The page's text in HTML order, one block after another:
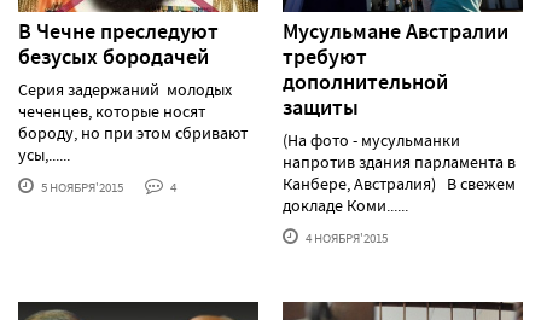
В Чечне преследуют
безусых бородачей
Серия задержаний молодых
чеченцев, которые носят
бороду, но при этом сбривают
усы,......
5 НОЯБРЯ'2015 4
Мусульмане Австралии
требуют
дополнительной
защиты
(На фото - мусульманки
напротив здания парламента в
Канбере, Австралия) В свежем
докладе Коми......
4 НОЯБРЯ'2015